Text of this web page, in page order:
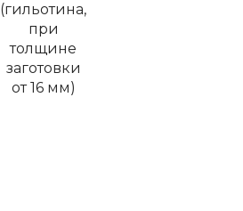
(гильотина,
при
толщине
заготовки
от 16 мм)